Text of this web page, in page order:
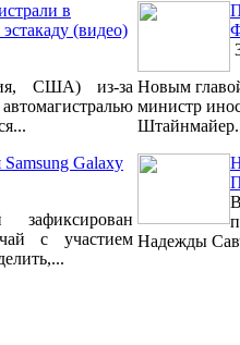
в
(видео)
США) из-за
Galaxy
с участием
Новым
министр
Надежды